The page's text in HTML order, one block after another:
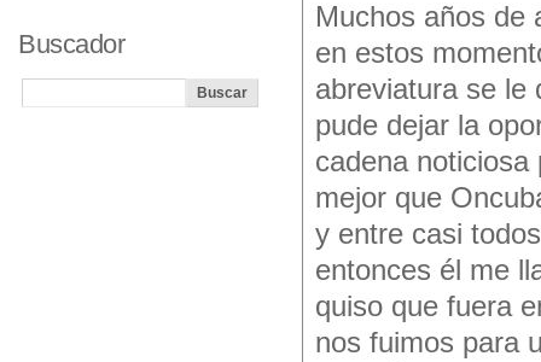
Muchos años de
en estos
abreviatura se
pude dejar la
cadena
mejor que
y entre casi
entonces él me
quiso que fuera
nos fuimos para
Buscador